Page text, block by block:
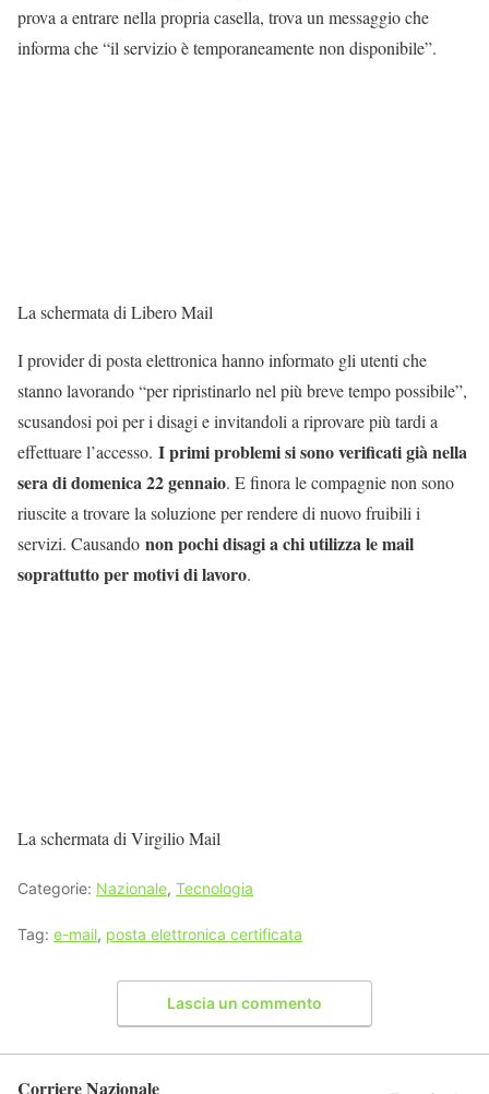
prova a entrare nella propria casella, trova un messaggio che
informa che “il servizio è temporaneamente non disponibile”.
La schermata di Libero Mail
I provider di posta elettronica hanno informato gli utenti che
stanno lavorando “per ripristinarlo nel più breve tempo possibile”,
scusandosi poi per i disagi e invitandoli a riprovare più tardi a
effettuare l’accesso. I primi problemi si sono verificati già nella
sera di domenica 22 gennaio. E finora le compagnie non sono
riuscite a trovare la soluzione per rendere di nuovo fruibili i
servizi. Causando non pochi disagi a chi utilizza le mail
soprattutto per motivi di lavoro.
La schermata di Virgilio Mail
Categorie: Nazionale, Tecnologia
Tag: e-mail, posta elettronica certificata
Lascia un commento
Corriere Nazionale